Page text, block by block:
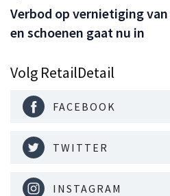
Verbod op vernietiging
en schoenen gaat nu in
Volg RetailDetail
FACEBOOK
TWITTER
INSTAGRAM